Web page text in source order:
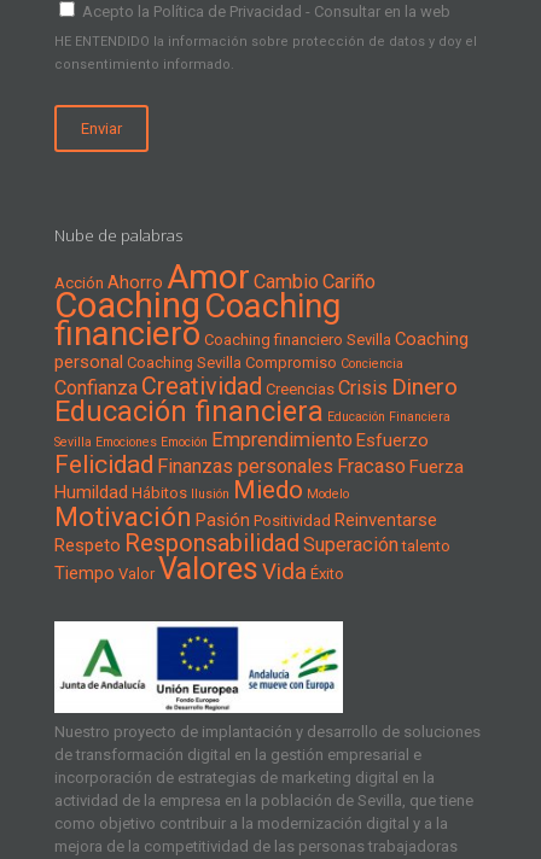
Acepto la Política de Privacidad - Consultar en la web
HE ENTENDIDO la información sobre protección de datos y doy el
consentimiento informado.
Nube de palabras
Acción Ahorro Amor Cambio Cariño
Coaching Coaching
financiero Coaching financiero Sevilla Coaching
personal Coaching Sevilla Compromiso Conciencia
Confianza Creatividad Creencias Crisis Dinero
Educación financiera Educación Financiera
Sevilla Emociones Emoción Emprendimiento Esfuerzo
Felicidad Finanzas personales Fracaso Fuerza
Humildad Hábitos Ilusión Miedo Modelo
Motivación Pasión Positividad Reinventarse
Respeto Responsabilidad Superación talento
Tiempo Valor ValoresVida Éxito
Nuestro proyecto de implantación y desarrollo de soluciones
de transformación digital en la gestión empresarial e
incorporación de estrategias de marketing digital en la
actividad de la empresa en la población de Sevilla, que tiene
como objetivo contribuir a la modernización digital y a la
mejora de la competitividad de las personas trabajadoras